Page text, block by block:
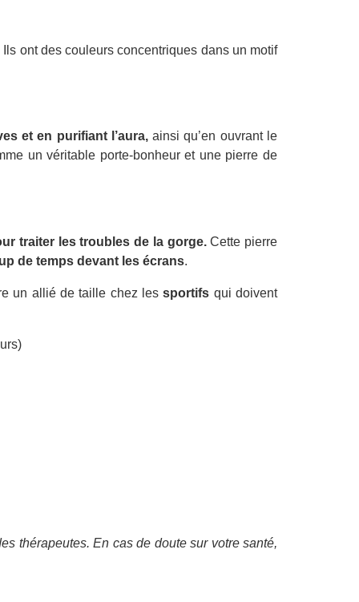
ont des couleurs concentriques dans un motif
et en purifiant l’aura,ainsi qu’en ouvrant le
un véritable porte-bonheur et une pierre de
traiter les troubles de la gorge.Cette pierre
de temps devant les écrans.
un allié de taille chez lessportifs qui doivent
thérapeutes. En cas de doute sur votre santé,